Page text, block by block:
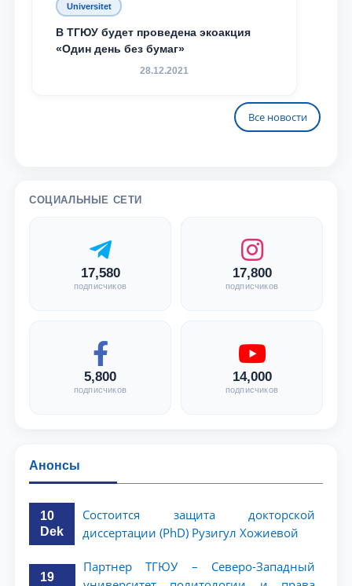
Universitet
В ТГЮУ будет проведена экоакция
«Один день без бумаг»
28.12.2021
Все новости
СОЦИАЛЬНЫЕ СЕТИ
17,580
подписчиков
17,800
подписчиков
5,800
подписчиков
14,000
подписчиков
Анонсы
10
Dek
Состоится защита докторской
диссертации (PhD) Рузигул Xoжиевой
19
Партнер ТГЮУ – Северо-Западный